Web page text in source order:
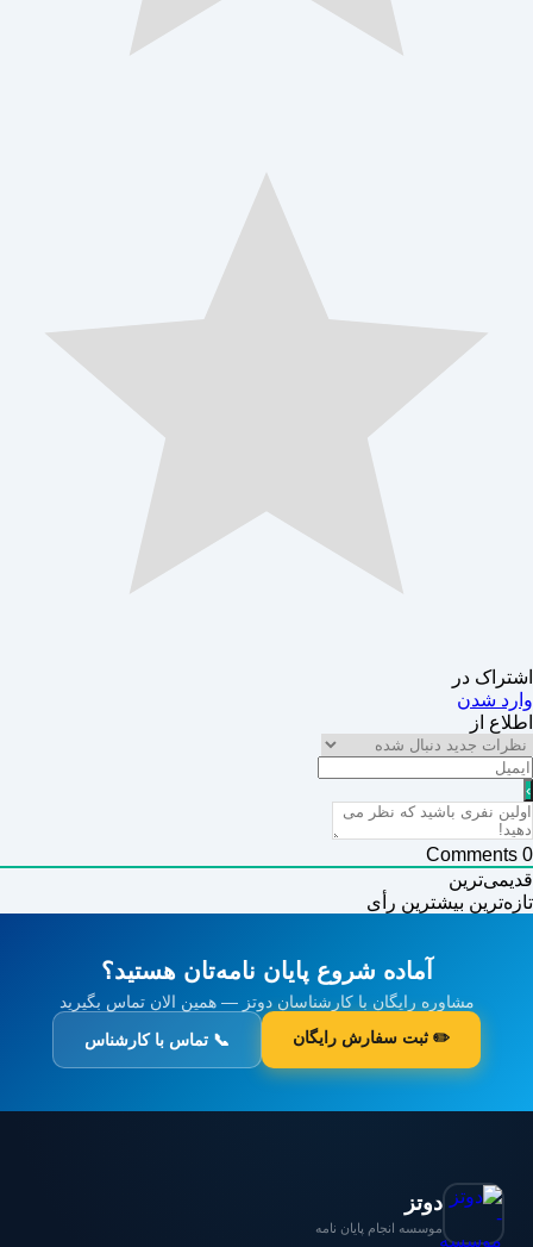
اشتراک در
وارد شدن
اطلاع از
0
قدیمی‌ترین
تازه‌ترین بیشترین رأی
آماده شروع پایان نامه‌تان هستید؟
مشاوره رایگان با کارشناسان دوتز — همین الان تماس بگیرید
✏️ ثبت سفارش رایگان 📞 تماس با کارشناس
دوتز
موسسه انجام پایان نامه